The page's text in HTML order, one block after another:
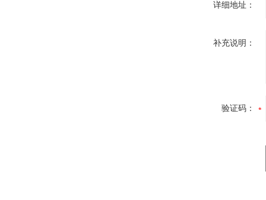
详细地址：
补充说明：
验证码：